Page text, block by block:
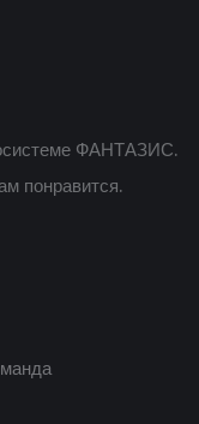
ФАНТАЗИС.
понравится.